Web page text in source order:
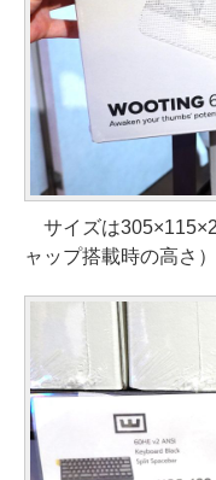
サイズは
ャップ搭載時の高さ